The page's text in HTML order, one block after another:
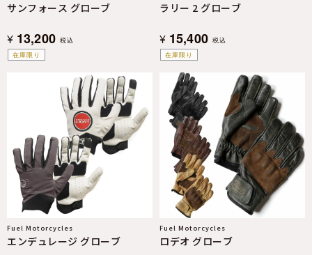
在庫限り
サンフォース グローブ
¥ 13,200 税込
在庫限り
ラリー 2 グローブ
¥ 15,400 税込
Fuel Motorcycles
エンデュレージ グローブ
Fuel Motorcycles
ロデオ グローブ